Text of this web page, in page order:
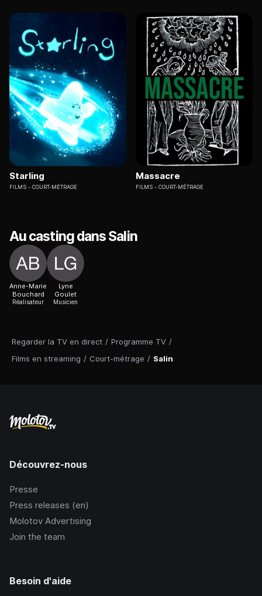
Regarder la TV en direct / Programme TV /
Films en streaming / Court-métrage / Salin
Starling
FILMS COURT-MÉTRAGE
Massacre
FILMS COURT-MÉTRAGE
Au casting dans Salin
Anne-Marie
Bouchard
Réalisateur
Lyne
Goulet
Musicien
Découvrez-nous
Presse
Press releases (en)
Molotov Advertising
Join the team
Besoin d'aide